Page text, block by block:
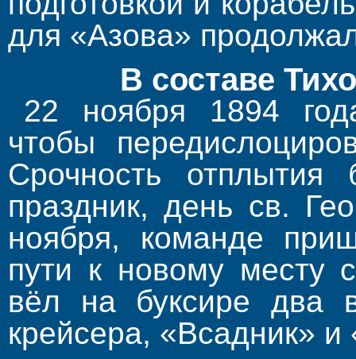
для «Азова»
В составе
22 ноября 1894
чтобы
Срочность
праздник, день св.
ноября, команде
пути к новому месту
вёл на буксире два
крейсера, «Всадник» и